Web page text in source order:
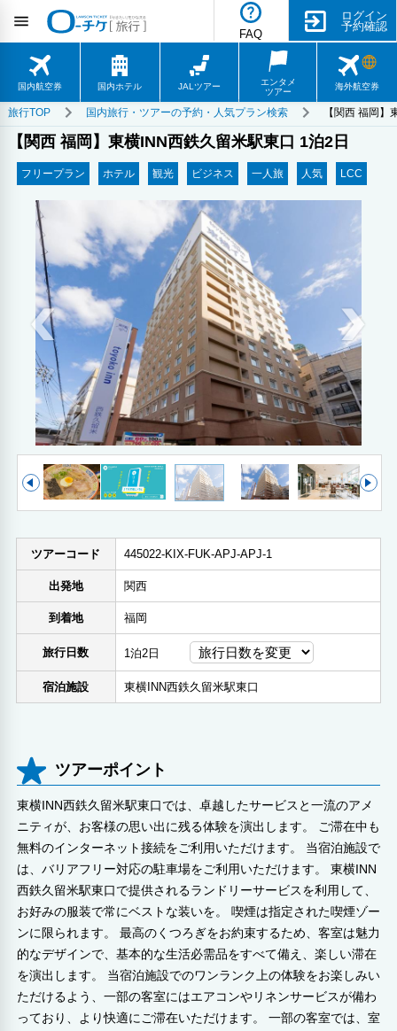
FAQ
ログイン
予約確認
国内航空券 国内ホテル JALツアー
エンタメ
ツアー
海外航空券
旅行TOP 国内旅行・ツアーの予約・人気プラン検索 【関西 福岡
【関西 福岡】東横INN西鉄久留米駅東口 1泊2日
フリープラン ホテル 観光 ビジネス 一人旅 人気 LCC
ツアーコード 445022-KIX-FUK-APJ-APJ-1
出発地 関西
到着地 福岡
旅行日数 1泊2日
宿泊施設 東横INN西鉄久留米駅東口
ツアーポイント
東横INN西鉄久留米駅東口では、卓越したサービスと一流のアメ
ニティが、お客様の思い出に残る体験を演出します。 ご滞在中も
無料のインターネット接続をご利用いただけます。 当宿泊施設で
は、バリアフリー対応の駐車場をご利用いただけます。 東横INN
西鉄久留米駅東口で提供されるランドリーサービスを利用して、
お好みの服装で常にベストな装いを。 喫煙は指定された喫煙ゾー
ンに限られます。 最高のくつろぎをお約束するため、客室は魅力
的なデザインで、基本的な生活必需品をすべて備え、楽しい滞在
を演出します。 当宿泊施設でのワンランク上の体験をお楽しみい
ただけるよう、一部の客室にはエアコンやリネンサービスが備わ
っており、より快適にご滞在いただけます。 一部の客室では、室